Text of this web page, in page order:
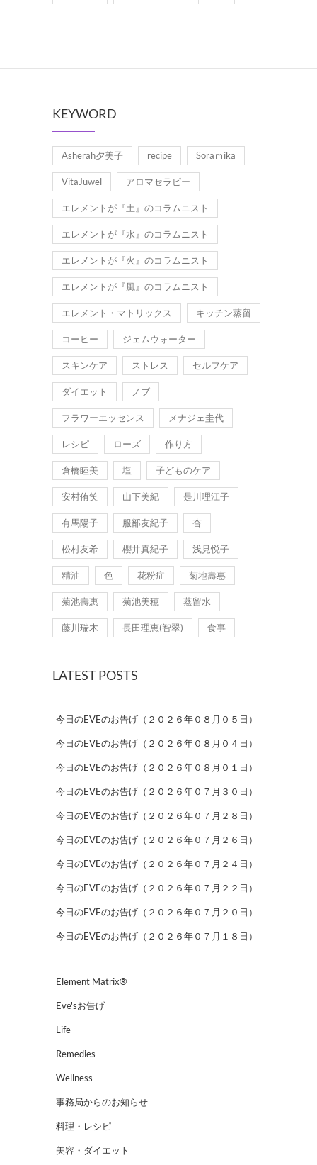
KEYWORD
Asherah夕美子 recipe Soraｍika
VitaJuwel アロマセラピー
エレメントが『土』のコラムニスト
エレメントが『水』のコラムニスト
エレメントが『火』のコラムニスト
エレメントが『風』のコラムニスト
エレメント・マトリックス キッチン蒸留
コーヒー ジェムウォーター
スキンケア ストレス セルフケア
ダイエット ノブ
フラワーエッセンス メナジェ圭代
レシピ ローズ 作り方
倉橋睦美 塩 子どものケア
安村侑笑 山下美紀 是川理江子
有馬陽子 服部友紀子 杏
松村友希 櫻井真紀子 浅見悦子
精油 色 花粉症 菊地壽惠
菊池壽惠 菊池美穂 蒸留水
藤川瑞木 長田理恵(智翠) 食事
LATEST POSTS
今日のEVEのお告げ（２０２６年０８月０５日）
今日のEVEのお告げ（２０２６年０８月０４日）
今日のEVEのお告げ（２０２６年０８月０１日）
今日のEVEのお告げ（２０２６年０７月３０日）
今日のEVEのお告げ（２０２６年０７月２８日）
今日のEVEのお告げ（２０２６年０７月２６日）
今日のEVEのお告げ（２０２６年０７月２４日）
今日のEVEのお告げ（２０２６年０７月２２日）
今日のEVEのお告げ（２０２６年０７月２０日）
今日のEVEのお告げ（２０２６年０７月１８日）
Element Matrix®
Eve'sお告げ
Life
Remedies
Wellness
事務局からのお知らせ
料理・レシピ
美容・ダイエット